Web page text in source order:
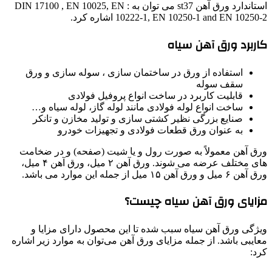
استاندارد ورق آهن st37 می توان به : DIN 17100 , EN 10025, EN
10222-1, EN 10250-1 and EN 10250-2 اشاره کرد.
کاربرد ورق آهن سیاه
استفاده از ورق در ساختمان سازی ، سوله سازی و ورق
سقف سوله
قابلیت کاربرد در ساخت انواع پروفیل فولادی
ساخت انواع لوله فولادی مانند لوله گاز، لوله سیاه و…
صنایع بزرگی نظیر کشتی سازی و تولید مخازن و تانکر
به عنوان ورق قطعات فولادی و تجهیزات خودرو
ورق آهن معمولاً به صورت رول و یا شیت (صفحه) و در ضخامت
های مختلف عرضه می شوند. ورق آهن ۲ میل، ورق آهن ۴ میل،
ورق آهن ۶ میل و ورق آهن ۱۵ میل از جمله این موارد می باشد.
مزایای ورق آهن سیاه چیست؟
ویژگی‌ ورق آهن سیاه سبب شده تا این محصول دارای مزایا و
معایبی باشد. از جمله مزایای ورق آهن می‌توان به موارد زیر اشاره
کرد: